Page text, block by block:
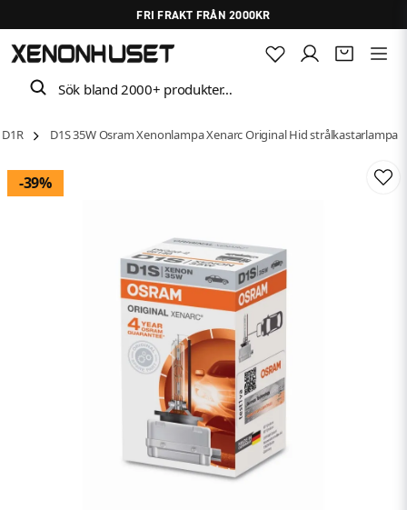
FRI FRAKT FRÅN 2000KR
Sök bland 2000+ produkter…
D1S 35W Osram Xenonlampa Xenarc Original Hid strålkastarlampa
-39%